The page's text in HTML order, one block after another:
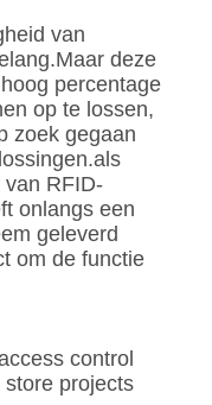
van
deze
percentage
op te lossen,
zoek gegaan
RFID-
onlangs een
geleverd
om de functie